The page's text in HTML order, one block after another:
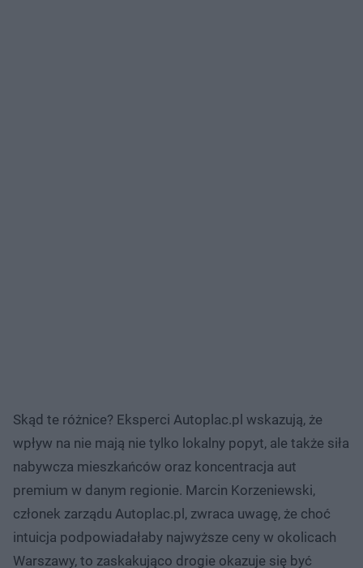
Skąd te różnice? Eksperci Autoplac.pl wskazują, że
wpływ na nie mają nie tylko lokalny popyt, ale także siła
nabywcza mieszkańców oraz koncentracja aut
premium w danym regionie. Marcin Korzeniewski,
członek zarządu Autoplac.pl, zwraca uwagę, że choć
intuicja podpowiadałaby najwyższe ceny w okolicach
Warszawy, to zaskakująco drogie okazuje się być